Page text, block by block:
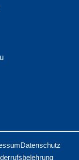
Datenschutz